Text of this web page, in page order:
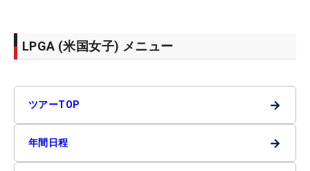
LPGA (米国女子) メニュー
ツアーTOP →
年間日程 →